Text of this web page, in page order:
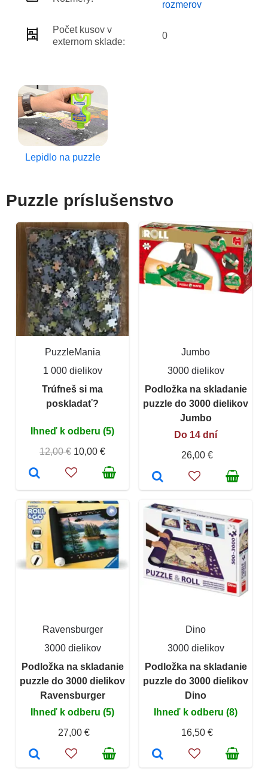
rozmerov
Počet kusov v
externom sklade:
0
Lepidlo na puzzle
Puzzle príslušenstvo
PuzzleMania
1 000 dielikov
Trúfneš si ma
poskladať?
Ihneď k odberu (5)
12,00 € 10,00 €
Jumbo
3000 dielikov
Podložka na skladanie
puzzle do 3000 dielikov
Jumbo
Do 14 dní
26,00 €
Ravensburger
3000 dielikov
Podložka na skladanie
puzzle do 3000 dielikov
Ravensburger
Ihneď k odberu (5)
27,00 €
Dino
3000 dielikov
Podložka na skladanie
puzzle do 3000 dielikov
Dino
Ihneď k odberu (8)
16,50 €